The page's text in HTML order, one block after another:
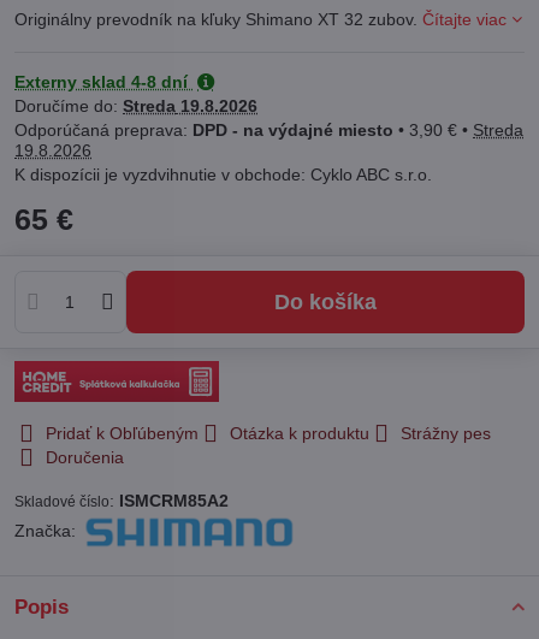
Originálny prevodník na kľuky Shimano XT 32 zubov. Čítajte viac
Externy sklad 4-8 dní
Doručíme do: Streda 19.8.2026
DPD - na výdajné miesto • 3,90 € • Streda
19.8.2026
Cyklo ABC s.r.o.
65 €
Do košíka
Pridať k Obľúbeným Otázka k produktu
Strážny pes
Doručenia
Skladové číslo: ISMCRM85A2
Značka:
Popis